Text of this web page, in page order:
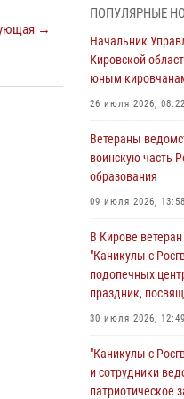
→
Начальник
всероссийском
вопросам
07 августа 2026,
В Кирове
подозреваемого
В Кирово-
подозреваемого
06 августа 2026,
Соколов вручил
росгвардейцам
05 августа 2026,
ПОПУЛЯРНЫЕ
Начальник
Кировской
юным
26 июля 2026, 08:22
Ветераны
воинскую часть
образования
09 июля 2026, 13:58
В Кирове
"Каникулы с
подопечных
праздник,
30 июля 2026, 12:49
"Каникулы с
и сотрудники
патриотическое